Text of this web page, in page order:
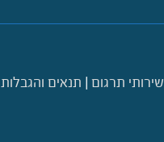
שירותי תרגום | תנאים והגבלות